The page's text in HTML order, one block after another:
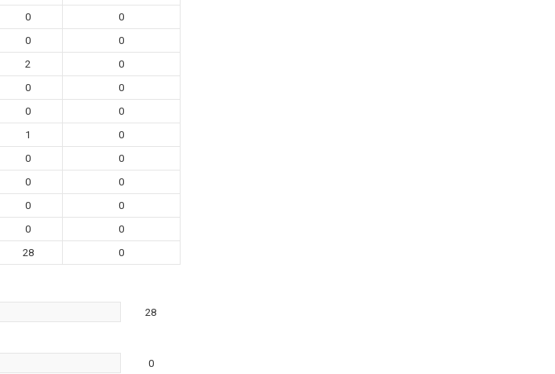
0
0
0
0
2
0
0
0
0
0
1
0
0
0
0
0
0
0
0
0
28 0
28
0